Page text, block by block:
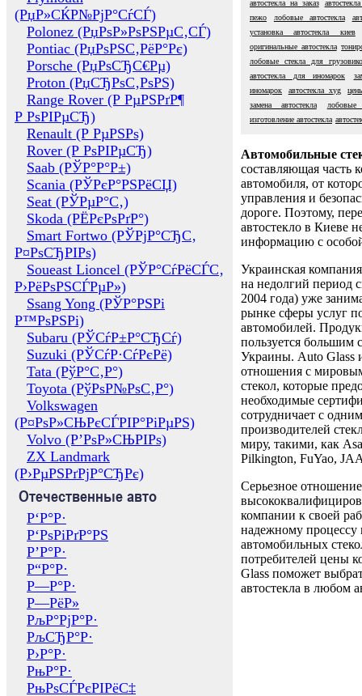
(РџР»СЌР№РјР°СѓСЃ)
Polonez (РџРѕР»РѕРЅРµС‚СЃ)
Pontiac (РџРѕРЅС‚РёР°Рє)
Porsche (РџРѕСЂС€Рµ)
Proton (РџСЂРѕС‚РѕРЅ)
Range Rover (Р РµРЅРґР¶
Р РѕРІРµСЂ)
Renault (Р РµРЅРѕ)
Rover (Р РѕРІРµСЂ)
Saab (РЎР°Р°Р±)
Scania (РЎРєР°РЅРёСЏ)
Seat (РЎРµР°С‚)
Skoda (РЁРєРѕРґР°)
Smart Fortwo (РЎРјР°СЂС‚
Р¤РѕСЂРІРѕ)
Soueast Lioncel (РЎР°СѓРёСЃС‚
Р›РёРѕРЅСЃРµР»)
Ssang Yong (РЎР°РЅРі
Р™РѕРЅРі)
Subaru (РЎСѓР±Р°СЂСѓ)
Suzuki (РЎСѓР·СѓРєРё)
Tata (РўР°С‚Р°)
Toyota (РўРѕР№РѕС‚Р°)
Volkswagen
(Р¤РѕР»СЊРєСЃРІР°РіРµРЅ)
Volvo (Р’РѕР»СЊРІРѕ)
ZX Landmark
(Р›РµРЅРґРјР°СЂРє)
Отечественные авто
Р‘Р°Р·
Р‘РѕРіРґР°РЅ
Р’Р°Р·
Р“Р°Р·
Р—Р°Р·
Р—РёР»
РљР°РјР°Р·
РљСЂР°Р·
Р›Р°Р·
РњР°Р·
РњРѕСЃРєРІРёС‡
автостекла на заказ
пежо
лобовые автостекла
установка автостекла киев
оригинальные автостекла
лобовые стекла для
автостекла для иномарок
иномарок
автостекла xyg
замена автостекла
изготовление автостекла
Автомобильные
составляющая часть
автомобиля, от
управления и
дороге. Поэтому,
автостекло в Киеве
информацию с
Украинская
на недолгий период
2004 года) уже
рынке сферы услуг
автомобилей.
пользуется большим
Украины. Auto Glass
отношения с
стекол, которые
необходимые
сотрудничает с
производителей
миру, такими, как
Pilkington, FuYao,
Серьезное отношение
компании к своей
надежному процессу
автомобильных
потребителей цены
Glass поможет
автостекла в любом